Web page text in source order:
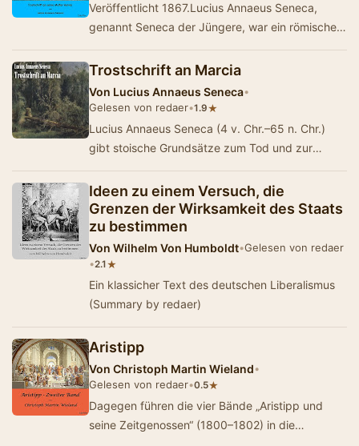
Veröffentlicht 1867.Lucius Annaeus Seneca,
genannt Seneca der Jüngere, war ein römischer
Trostschrift an Marcia
Von Lucius Annaeus Seneca•
Gelesen von redaer•1.9★
Lucius Annaeus Seneca (4 v. Chr.–65 n. Chr.)
gibt stoische Grundsätze zum Tod und zur
Ideen zu einem Versuch, die
Grenzen der Wirksamkeit des Staats
zu bestimmen
Von Wilhelm Von Humboldt•Gelesen von redaer
•2.1 ★
Ein klassicher Text des deutschen Liberalismus
(Summary by redaer)
Aristipp
Von Christoph Martin Wieland•
Gelesen von redaer•0.5★
Dagegen führen die vier Bände „Aristipp und
seine Zeitgenossen“ (1800–1802) in die